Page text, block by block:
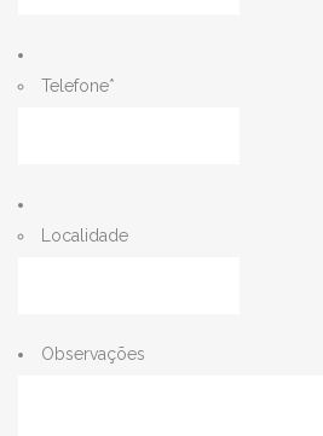
Telefone*
Localidade
Observações